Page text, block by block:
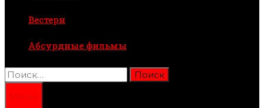
Вестерн
Абсурдные фильмы
Найти:
Меню